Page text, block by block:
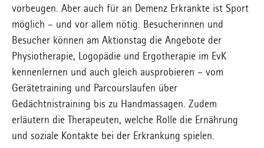
vorbeugen. Aber auch für an Demenz Erkrankte ist Sport
möglich – und vor allem nötig. Besucherinnen und
Besucher können am Aktionstag die Angebote der
Physiotherapie, Logopädie und Ergotherapie im EvK
kennenlernen und auch gleich ausprobieren – vom
Gerätetraining und Parcourslaufen über
Gedächtnistraining bis zu Handmassagen. Zudem
erläutern die Therapeuten, welche Rolle die Ernährung
und soziale Kontakte bei der Erkrankung spielen.